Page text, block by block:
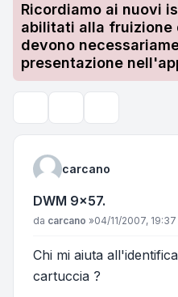
Ricordiamo ai nuovi
abilitati alla fruizione
devono
presentazione
carcano
DWM 9x57.
Messaggio
da carcano »04/11/2007, 19:37
Chi mi aiuta
cartuccia ?